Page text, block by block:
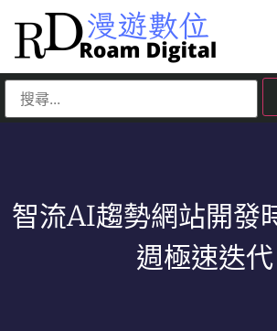
智流AI趨勢網站開發
週極速迭代